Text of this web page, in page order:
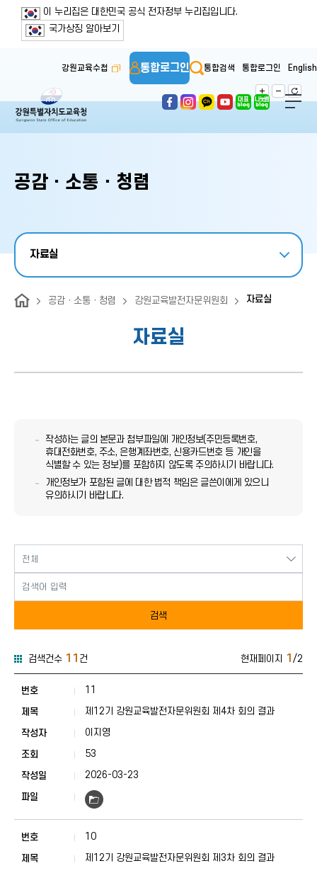
본문 바로가기
주메뉴 바로가기
보조메뉴 바로가기
푸터 바로가기
이 누리집은 대한민국 공식 전자정부 누리집입니다.
국가상징 알아보기
강원교육수첩 통합로그인 통합검색 통합로그인 English
공감ㆍ소통ㆍ청렴
자료실
공감ㆍ소통ㆍ청렴 강원교육발전자문위원회 자료실
자료실
작성하는 글의 본문과 첨부파일에 개인정보(주민등록번호,
휴대전화번호, 주소, 은행계좌번호, 신용카드번호 등 개인을
식별할 수 있는 정보)를 포함하지 않도록 주의하시기 바랍니다.
개인정보가 포함된 글에 대한 법적 책임은 글쓴이에게 있으니
유의하시기 바랍니다.
검색
검색건수 11 건 현재페이지 1 /2
11
제12기 강원교육발전자문위원회 제4차 회의 결과
이지영
53
2026-03-23
10
제12기 강원교육발전자문위원회 제3차 회의 결과